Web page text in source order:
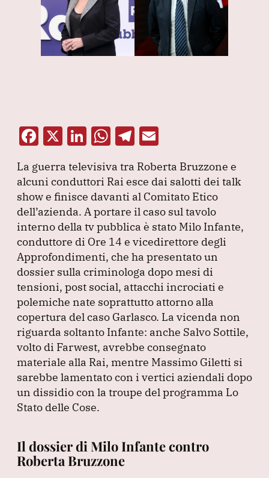
F
c
e
b
o
o
k
X Li
k
e
dI
n
W
at
s
A
p
p
T
e
gr
a
m
ai
l
La guerra televisiva tra Roberta Bruzzone e
alcuni conduttori Rai esce dai salotti dei talk
show e finisce davanti al Comitato Etico
dell’azienda. A portare il caso sul tavolo
interno della tv pubblica è stato Milo Infante,
conduttore di Ore 14 e vicedirettore degli
Approfondimenti, che ha presentato un
dossier sulla criminologa dopo mesi di
tensioni, post social, attacchi incrociati e
polemiche nate soprattutto attorno alla
copertura del caso Garlasco. La vicenda non
riguarda soltanto Infante: anche Salvo Sottile,
volto di Farwest, avrebbe consegnato
materiale alla Rai, mentre Massimo Giletti si
sarebbe lamentato con i vertici aziendali dopo
un dissidio con la troupe del programma Lo
Stato delle Cose.
Il dossier di Milo Infante contro
Roberta Bruzzone